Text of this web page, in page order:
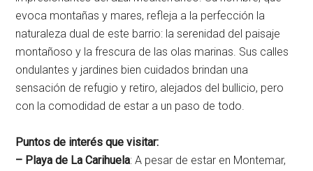
evoca montañas y mares, refleja a la perfección la
naturaleza dual de este barrio: la serenidad del paisaje
montañoso y la frescura de las olas marinas. Sus calles
ondulantes y jardines bien cuidados brindan una
sensación de refugio y retiro, alejados del bullicio, pero
con la comodidad de estar a un paso de todo.
Puntos de interés que visitar:
– Playa de La Carihuela: A pesar de estar en Montemar,